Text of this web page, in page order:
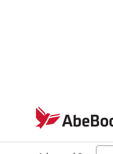
AbeBooks.co.uk